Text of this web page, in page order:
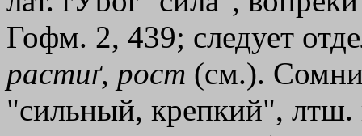
Гофм. 2, 439; следует
растиґ, рост (см.).
"сильный, крепкий", лтш.